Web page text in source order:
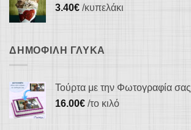
3.40€ /κυπελάκι
ΔΗΜΟΦΙΛΉ ΓΛΥΚΆ
Τούρτα με την Φωτογραφία σας
16.00€ /το κιλό